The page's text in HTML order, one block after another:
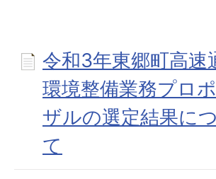
令和3年東郷町高速
環境整備業務プロ
ザルの選定結果に
て